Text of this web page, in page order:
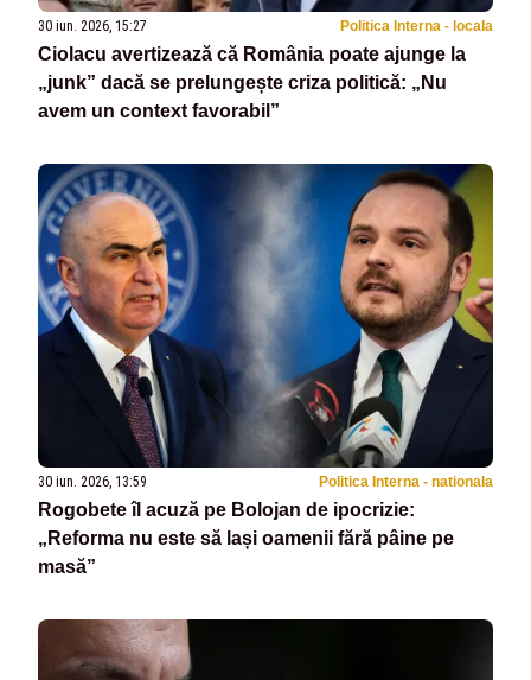
30 iun. 2026, 15:27 Politica Interna - locala
Ciolacu avertizează că România poate ajunge la
„junk” dacă se prelungește criza politică: „Nu
avem un context favorabil”
30 iun. 2026, 13:59 Politica Interna - nationala
Rogobete îl acuză pe Bolojan de ipocrizie:
„Reforma nu este să lași oamenii fără pâine pe
masă”